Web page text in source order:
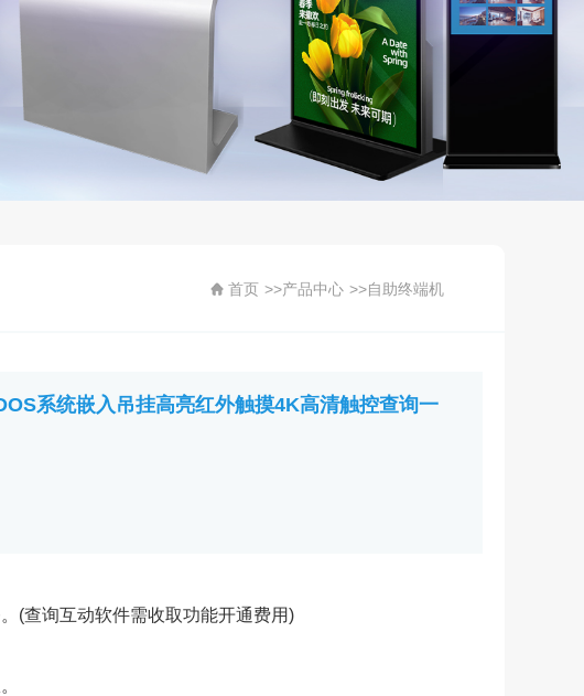
首页 >>产品中心 >>自助终端机
系统嵌入吊挂高亮红外触摸4K高清触控查询一
(查询互动软件需收取功能开通费用)